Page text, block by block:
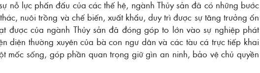
nỗ lực phấn đấu của các thế hệ, ngành Thủy sản đã có những bước
nuôi trồng và chế biến, xuất khẩu, duy trì được sự tăng trưởng ổn
được của ngành Thủy sản đã đóng góp to lớn vào sự nghiệp phát
diện thường xuyên của bà con ngư dân và các tàu cá trực tiếp khai
mốc sống, góp phần quan trọng giữ gìn an ninh, bảo vệ chủ quyền